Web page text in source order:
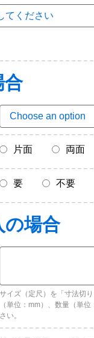
合
片面 両面
要 不要
サイズ（定尺）を「寸法切
（単位：mm）、数量（単
さい。